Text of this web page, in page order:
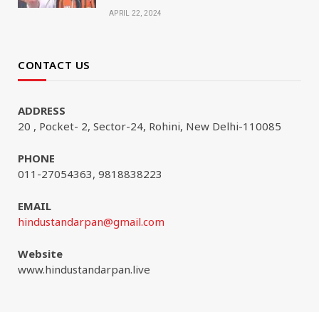
APRIL 22, 2024
CONTACT US
ADDRESS
20 , Pocket- 2, Sector-24, Rohini, New Delhi-110085
PHONE
011-27054363, 9818838223
EMAIL
hindustandarpan@gmail.com
Website
www.hindustandarpan.live